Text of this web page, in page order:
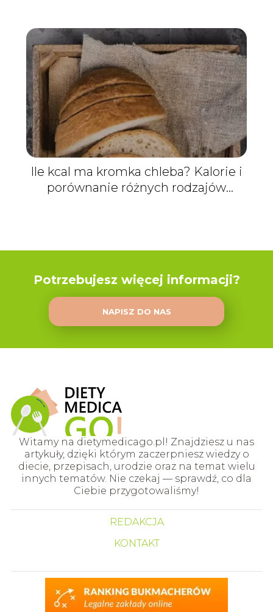
Ile kcal ma kromka chleba? Kalorie i
porównanie różnych rodzajów
Potrzebujesz więcej informacji?
NAPISZ DO NAS
Witamy na dietymedicago.pl! Znajdziesz u nas
artykuły, dzięki którym zaczerpniesz wiedzy o
diecie, przepisach, urodzie oraz na temat wielu
innych tematów. Nie czekaj — sprawdź, co dla
Ciebie przygotowaliśmy!
REDAKCJA
KONTAKT